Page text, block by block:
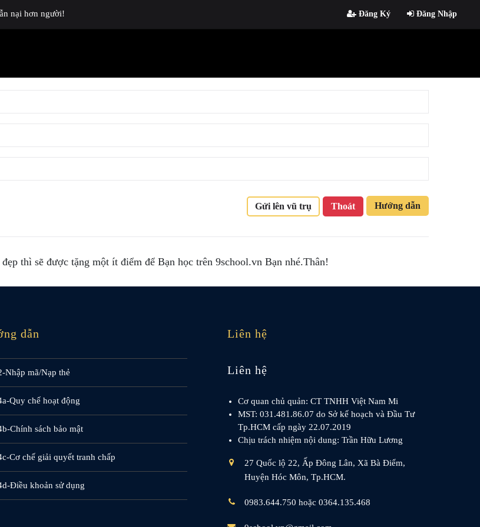
nại hơn người! Đăng Ký Đăng Nhập
Gửi lên vũ trụ Thoát Hướng dẫn
thì sẽ được tặng một ít điểm để Bạn học trên 9school.vn Bạn nhé.Thân!
dẫn
Nhập mã/Nạp thẻ
Quy chế hoạt động
Chính sách bảo mật
Cơ chế giải quyết tranh chấp
Điều khoản sử dụng
Liên hệ
Liên hệ
Cơ quan chủ quản: CT TNHH Việt Nam Mi
MST: 031.481.86.07 do Sở kế hoạch và Đầu Tư
Tp.HCM cấp ngày 22.07.2019
Chịu trách nhiệm nội dung: Trần Hữu Lương
27 Quốc lộ 22, Ấp Đông Lân, Xã Bà Điểm,
Huyện Hóc Môn, Tp.HCM.
0983.644.750 hoặc 0364.135.468